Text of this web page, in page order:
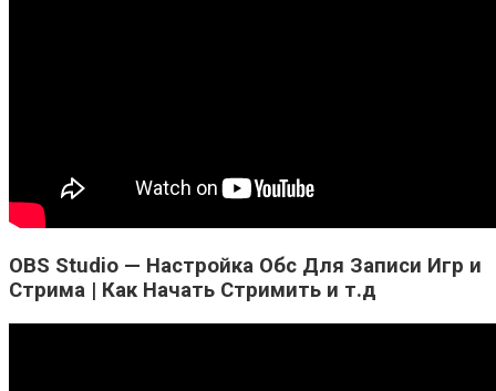
OBS Studio — Настройка Обс Для Записи Игр и
Стрима | Как Начать Стримить и т.д